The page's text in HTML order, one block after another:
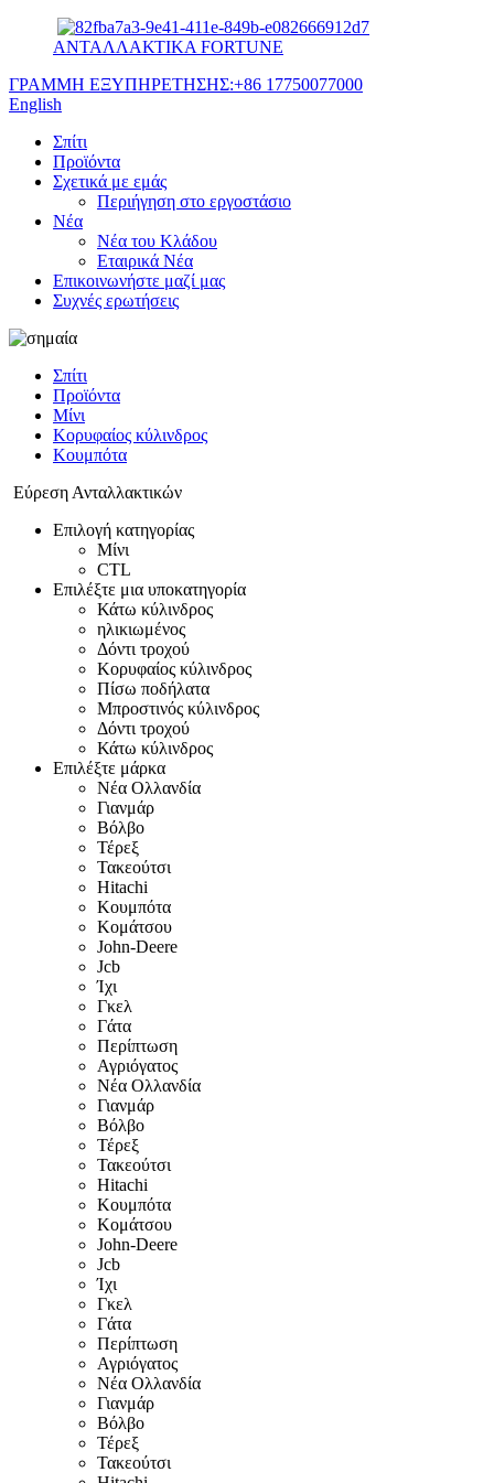
ΑΝΤΑΛΛΑΚΤΙΚΑ FORTUNE
ΓΡΑΜΜΗ ΕΞΥΠΗΡΕΤΗΣΗΣ:+86 17750077000
English
Σπίτι
Προϊόντα
Σχετικά με εμάς
Περιήγηση στο εργοστάσιο
Νέα
Νέα του Κλάδου
Εταιρικά Νέα
Επικοινωνήστε μαζί μας
Συχνές ερωτήσεις
Σπίτι
Προϊόντα
Μίνι
Κορυφαίος κύλινδρος
Κουμπότα
Εύρεση Ανταλλακτικών
Επιλογή κατηγορίας
Μίνι
CTL
Επιλέξτε μια υποκατηγορία
Κάτω κύλινδρος
ηλικιωμένος
Δόντι τροχού
Κορυφαίος κύλινδρος
Πίσω ποδήλατα
Μπροστινός κύλινδρος
Δόντι τροχού
Κάτω κύλινδρος
Επιλέξτε μάρκα
Νέα Ολλανδία
Γιανμάρ
Βόλβο
Τέρεξ
Τακεούτσι
Hitachi
Κουμπότα
Κομάτσου
John-Deere
Jcb
Ίχι
Γκελ
Γάτα
Περίπτωση
Αγριόγατος
Νέα Ολλανδία
Γιανμάρ
Βόλβο
Τέρεξ
Τακεούτσι
Hitachi
Κουμπότα
Κομάτσου
John-Deere
Jcb
Ίχι
Γκελ
Γάτα
Περίπτωση
Αγριόγατος
Νέα Ολλανδία
Γιανμάρ
Βόλβο
Τέρεξ
Τακεούτσι